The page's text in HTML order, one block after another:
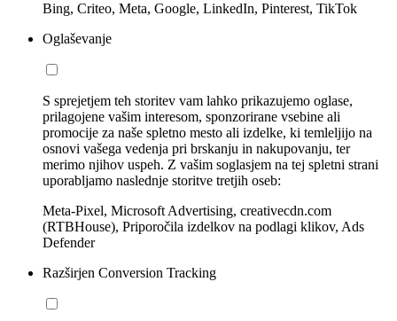
Bing, Criteo, Meta, Google, LinkedIn, Pinterest, TikTok
Oglaševanje
S sprejetjem teh storitev vam lahko prikazujemo oglase,
prilagojene vašim interesom, sponzorirane vsebine ali
promocije za naše spletno mesto ali izdelke, ki temleljijo na
osnovi vašega vedenja pri brskanju in nakupovanju, ter
merimo njihov uspeh. Z vašim soglasjem na tej spletni strani
uporabljamo naslednje storitve tretjih oseb:
Meta-Pixel, Microsoft Advertising, creativecdn.com
(RTBHouse), Priporočila izdelkov na podlagi klikov, Ads
Defender
Razširjen Conversion Tracking